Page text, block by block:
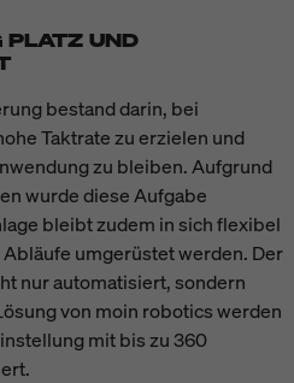
PLATZ UND
bestand darin, bei
Taktrate zu erzielen und
zu bleiben. Aufgrund
wurde diese Aufgabe
bleibt zudem in sich flexibel
umgerüstet werden. Der
nur automatisiert, sondern
von moin robotics werden
mit bis zu 360